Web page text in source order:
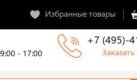
Избранные товары
- 17:00
+7 (495)-